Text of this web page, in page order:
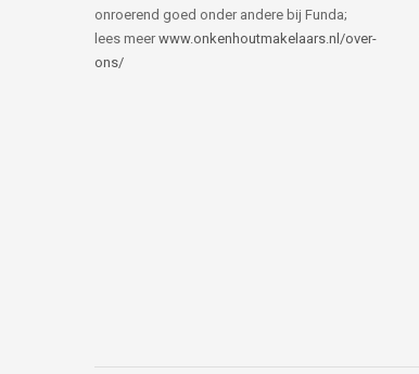
onroerend goed onder andere bij Funda;
lees meer www.onkenhoutmakelaars.nl/over-
ons/